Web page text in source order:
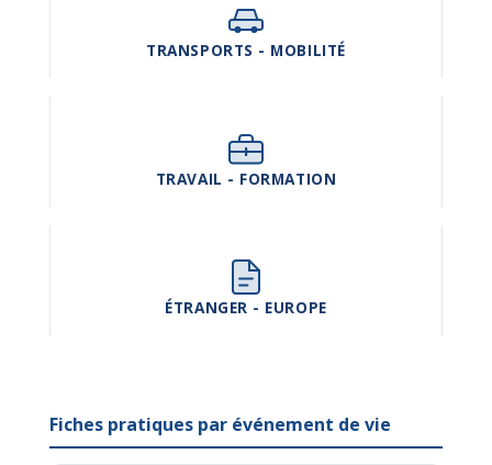
TRANSPORTS - MOBILITÉ
TRAVAIL - FORMATION
ÉTRANGER - EUROPE
Fiches pratiques par événement de vie